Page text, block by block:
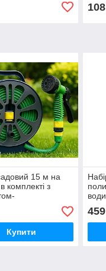
108
15 м на
комплекті з
15 м, 7
Купити
459